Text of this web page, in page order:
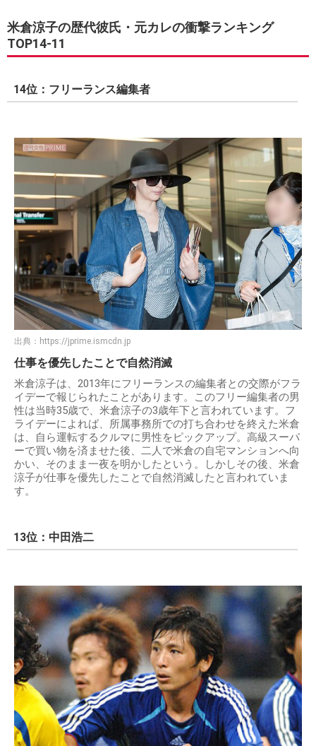
米倉涼子の歴代彼氏・元カレの衝撃ランキング
TOP14-11
14位：フリーランス編集者
出典： https://jprime.ismcdn.jp
仕事を優先したことで自然消滅
米倉涼子は、2013年にフリーランスの編集者との交際がフラ
イデーで報じられたことがあります。このフリー編集者の男
性は当時35歳で、米倉涼子の3歳年下と言われています。フ
ライデーによれば、所属事務所での打ち合わせを終えた米倉
は、自ら運転するクルマに男性をピックアップ。高級スーパ
ーで買い物を済ませた後、二人で米倉の自宅マンションへ向
かい、そのまま一夜を明かしたという。しかしその後、米倉
涼子が仕事を優先したことで自然消滅したと言われていま
す。
13位：中田浩二